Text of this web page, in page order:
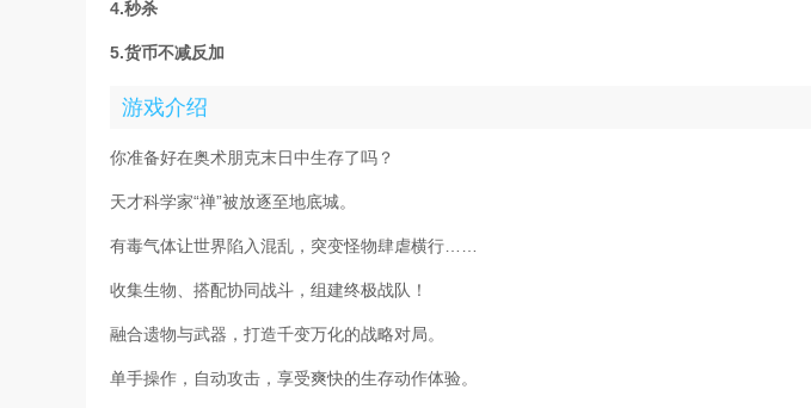
4.秒杀
5.货币不减反加
游戏介绍
你准备好在奥术朋克末日中生存了吗？
天才科学家“禅”被放逐至地底城。
有毒气体让世界陷入混乱，突变怪物肆虐横行……
收集生物、搭配协同战斗，组建终极战队！
融合遗物与武器，打造千变万化的战略对局。
单手操作，自动攻击，享受爽快的生存动作体验。